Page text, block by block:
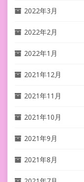
2022年3月
2022年2月
2022年1月
2021年12月
2021年11月
2021年10月
2021年9月
2021年8月